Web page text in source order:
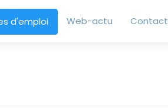
d'emploi Web-actu Contact